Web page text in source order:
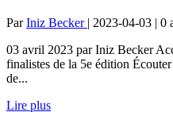
ParIniz Becker | 2023-04-03 | 0
03 avril 2023 par Iniz Becker
finalistes de la 5e édition
de...
Lire plus